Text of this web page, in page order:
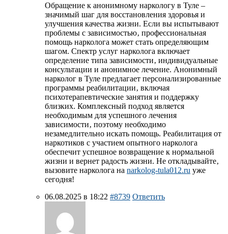
Обращение к анонимному наркологу в Туле –
значимый шаг для восстановления здоровья и
улучшения качества жизни. Если вы испытывают
проблемы с зависимостью‚ профессиональная
помощь нарколога может стать определяющим
шагом. Спектр услуг нарколога включает
определение типа зависимости‚ индивидуальные
консультации и анонимное лечение. Анонимный
нарколог в Туле предлагает персонализированные
программы реабилитации‚ включая
психотерапевтические занятия и поддержку
близких. Комплексный подход является
необходимым для успешного лечения
зависимости‚ поэтому необходимо
незамедлительно искать помощь. Реабилитация от
наркотиков с участием опытного нарколога
обеспечит успешное возвращение к нормальной
жизни и вернет радость жизни. Не откладывайте‚
вызовите нарколога на narkolog-tula012.ru уже
сегодня!
06.08.2025 в 18:22 #8739 Ответить